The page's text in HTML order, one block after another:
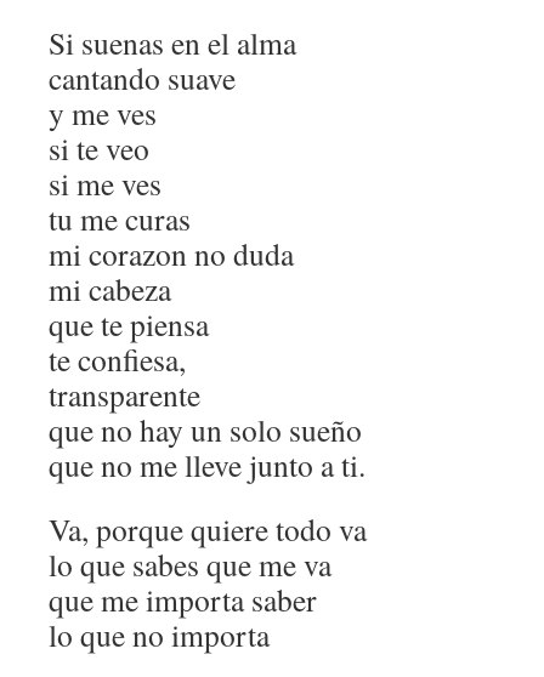
Si suenas en el alma
cantando suave
y me ves
si te veo
si me ves
tu me curas
mi corazon no duda
mi cabeza
que te piensa
te confiesa,
transparente
que no hay un solo sueño
que no me lleve junto a ti.
Va, porque quiere todo va
lo que sabes que me va
que me importa saber
lo que no importa